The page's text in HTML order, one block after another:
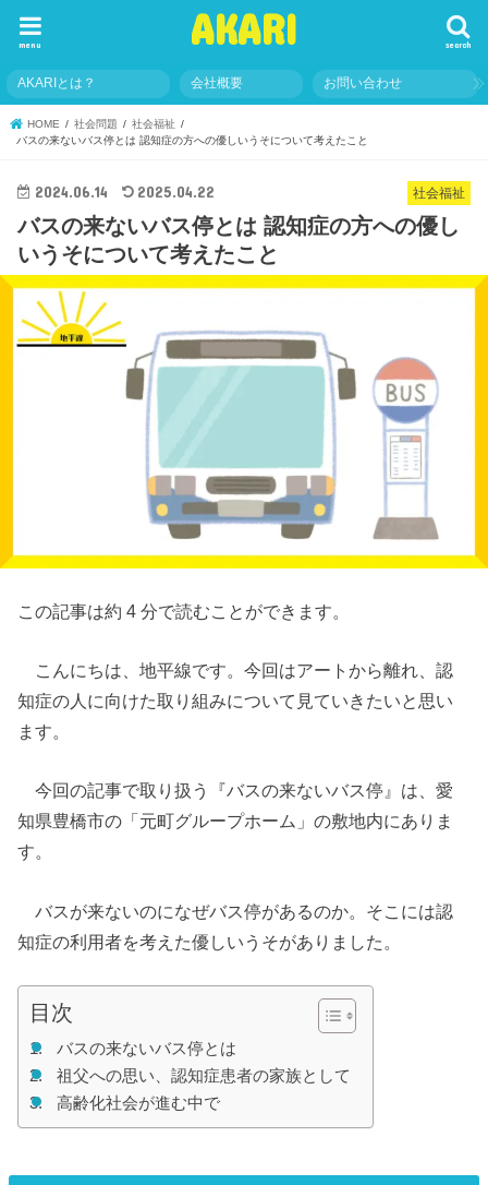
AKARI search
menu
AKARIとは？ 会社概要 お問い合わせ
HOME 社会問題
社会福祉
バスの来ないバス停とは 認知症の方への優しいうそについて考えたこと
社会福祉
2024.06.14 2025.04.22
バスの来ないバス停とは 認知症の方への優し
いうそについて考えたこと
この記事は約 4 分で読むことができます。
こんにちは、地平線です。今回はアートから離れ、認
知症の人に向けた取り組みについて見ていきたいと思い
ます。
今回の記事で取り扱う『バスの来ないバス停』は、愛
知県豊橋市の「元町グループホーム」の敷地内にありま
す。
バスが来ないのになぜバス停があるのか。そこには認
知症の利用者を考えた優しいうそがありました。
目次
バスの来ないバス停とは
祖父への思い、認知症患者の家族として
高齢化社会が進む中で